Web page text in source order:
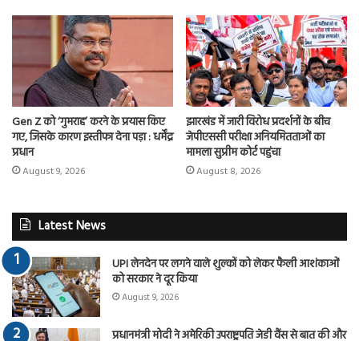
Gen Z को ‘गुमराह’ करने के प्रयास किए
गए, जिसके कारण इस्तीफा देना पड़ा : धर्मेंद्र
प्रधान
August 9, 2026
झारखंड में जारी विरोध प्रदर्शनों के बीच
जेपीएससी परीक्षा अनियमितताओं का
मामला सुप्रीम कोर्ट पहुंचा
August 8, 2026
Latest News
UPI लेनदेन पर लगने वाले शुल्कों को लेकर फैली आशंकाओं
को सरकार ने दूर किया
August 9, 2026
प्रधानमंत्री मोदी ने अमेरिकी उपराष्ट्रपति जेडी वैंस से बात की और